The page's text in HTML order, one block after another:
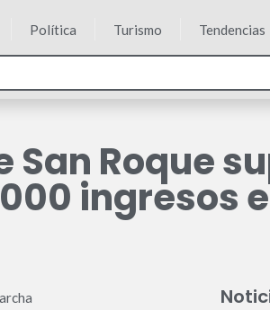
Política Turismo Tendencias
Roque
ingresos